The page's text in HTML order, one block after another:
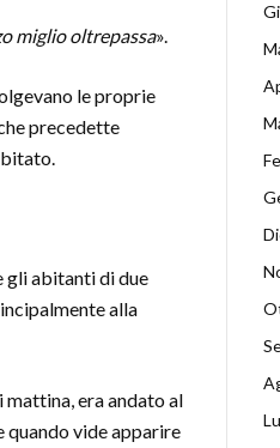
miglio oltrepassa».
le proprie
precedette
gli abitanti di due
alla
mattina, era andato al
quando vide apparire